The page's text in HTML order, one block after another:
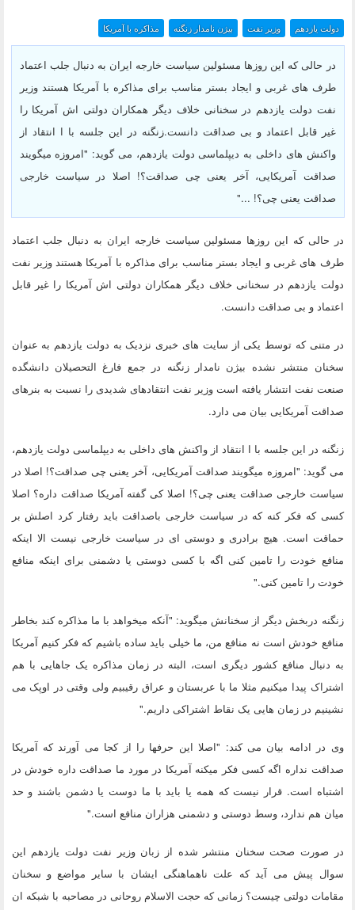
دولت یازدهم وزیر نفت بیژن نامدار زنگنه مذاکره با آمریکا
در حالی که این روزها مسئولین سیاست خارجه ایران به دنبال جلب اعتماد
طرف های غربی و ایجاد بستر مناسب برای مذاکره با آمریکا هستند وزیر
نفت دولت یازدهم در سخنانی خلاف دیگر همکاران دولتی اش آمریکا را
غیر قابل اعتماد و بی صداقت دانست.زنگنه در این جلسه با ا انتقاد از
واکنش های داخلی به دیپلماسی دولت یازدهم، می گوید: "امروزه میگویند
صداقت آمریکایی، آخر یعنی چی صداقت؟! اصلا در سیاست خارجی
صداقت یعنی چی؟! ..."
در حالی که این روزها مسئولین سیاست خارجه ایران به دنبال جلب اعتماد
طرف های غربی و ایجاد بستر مناسب برای مذاکره با آمریکا هستند وزیر نفت
دولت یازدهم در سخنانی خلاف دیگر همکاران دولتی اش آمریکا را غیر قابل
اعتماد و بی صداقت دانست.
در متنی که توسط یکی از سایت های خبری نزدیک به دولت یازدهم به عنوان
سخنان منتشر نشده بیژن نامدار زنگنه در جمع فارغ التحصیلان دانشگده
صنعت نفت انتشار یافته است وزیر نفت انتقادهای شدیدی را نسبت به بنرهای
صداقت آمریکایی بیان می دارد.
زنگنه در این جلسه با ا انتقاد از واکنش های داخلی به دیپلماسی دولت یازدهم،
می گوید: "امروزه میگویند صداقت آمریکایی، آخر یعنی چی صداقت؟! اصلا در
سیاست خارجی صداقت یعنی چی؟! اصلا کی گفته آمریکا صداقت داره؟ اصلا
کسی که فکر کنه که در سیاست خارجی باصداقت باید رفتار کرد اصلش بر
حماقت است. هیچ برادری و دوستی ای در سیاست خارجی نیست الا اینکه
منافع خودت را تامین کنی اگه با کسی دوستی یا دشمنی برای اینکه منافع
خودت را تامین کنی."
زنگنه دربخش دیگر از سخنانش میگوید: "آنکه میخواهد با ما مذاکره کند بخاطر
منافع خودش است نه منافع من، ما خیلی باید ساده باشیم که فکر کنیم آمریکا
به دنبال منافع کشور دیگری است، البته در زمان مذاکره یک جاهایی با هم
اشتراک پیدا میکنیم مثلا ما با عربستان و عراق رقیبیم ولی وقتی در اوپک می
نشینیم در زمان هایی یک نقاط اشتراکی داریم."
وی در ادامه بیان می کند: "اصلا این حرفها را از کجا می آورند که آمریکا
صداقت نداره اگه کسی فکر میکنه آمریکا در مورد ما صداقت داره خودش در
اشتباه است. قرار نیست که همه یا باید با ما دوست یا دشمن باشند و حد
میان هم ندارد، وسط دوستی و دشمنی هزاران منافع است."
در صورت صحت سخنان منتشر شده از زبان وزیر نفت دولت یازدهم این
سوال پیش می آید که علت ناهماهنگی ایشان با سایر مواضع و سخنان
مقامات دولتی چیست؟ زمانی که حجت الاسلام روحانی در مصاحبه با شبکه ان